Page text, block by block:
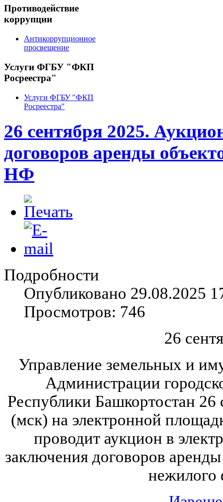
Противодействие
коррупции
Антикоррупционное
просвещение
Услуги ФГБУ "ФКП
Росреестра"
Услуги ФГБУ "ФКП
Росреестра"
26 сентября 2025.
договоров аренды
НФ
Подробности
Опубликовано 29.08.2025
Просмотров: 746
26
Управление земельных и
Администрации
Республики Башкортостан 26
(мск) на электронной
проводит аукцион в
заключения договоров
нежилого